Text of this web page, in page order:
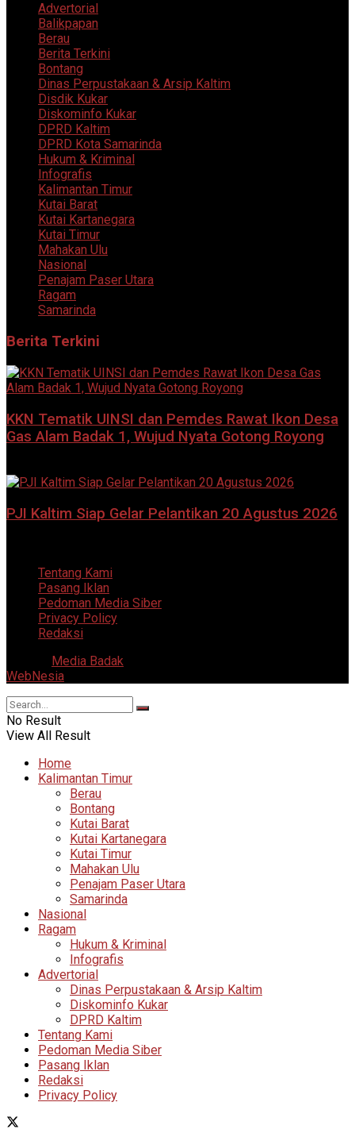
Advertorial
Balikpapan
Berau
Berita Terkini
Bontang
Dinas Perpustakaan & Arsip Kaltim
Disdik Kukar
Diskominfo Kukar
DPRD Kaltim
DPRD Kota Samarinda
Hukum & Kriminal
Infografis
Kalimantan Timur
Kutai Barat
Kutai Kartanegara
Kutai Timur
Mahakan Ulu
Nasional
Penajam Paser Utara
Ragam
Samarinda
Berita Terkini
KKN Tematik UINSI dan Pemdes Rawat Ikon Desa
Gas Alam Badak 1, Wujud Nyata Gotong Royong
PJI Kaltim Siap Gelar Pelantikan 20 Agustus 2026
Tentang Kami
Pasang Iklan
Pedoman Media Siber
Privacy Policy
Redaksi
Media Badak
WebNesia
No Result
View All Result
Home
Kalimantan Timur
Berau
Bontang
Kutai Barat
Kutai Kartanegara
Kutai Timur
Mahakan Ulu
Penajam Paser Utara
Samarinda
Nasional
Ragam
Hukum & Kriminal
Infografis
Advertorial
Dinas Perpustakaan & Arsip Kaltim
Diskominfo Kukar
DPRD Kaltim
Tentang Kami
Pedoman Media Siber
Pasang Iklan
Redaksi
Privacy Policy